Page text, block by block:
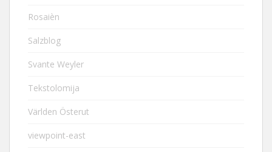
Rosaièn
Salzblog
Svante Weyler
Tekstolomija
Världen Österut
viewpoint-east